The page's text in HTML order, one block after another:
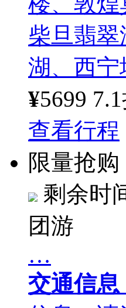
柴旦翡
湖、西宁
¥5699
查看行程
限量抢购
剩余时
团游
…
交通信息